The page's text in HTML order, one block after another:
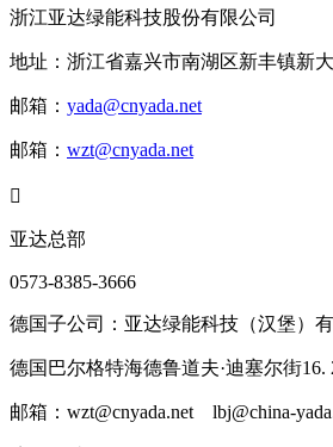
浙江亚达绿能科技股份有限公司
地址：浙江省嘉兴市南湖区新丰镇新
邮箱： yada@cnyada.net
邮箱： wzt@cnyada.net

亚达总部
0573-8385-3666
德国子公司：亚达绿能科技（汉堡）
德国巴尔格特海德鲁道夫·迪塞尔街16.
邮箱：wzt@cnyada.net lbj@china-